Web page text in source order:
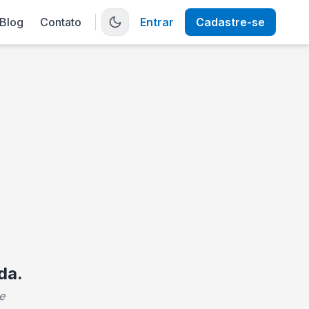
Blog Contato Entrar Cadastre-se